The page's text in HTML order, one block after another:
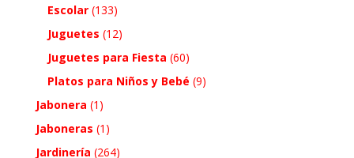
Escolar (133)
Juguetes (12)
Juguetes para Fiesta (60)
Platos para Niños y Bebé (9)
Jabonera (1)
Jaboneras (1)
Jardinería (264)